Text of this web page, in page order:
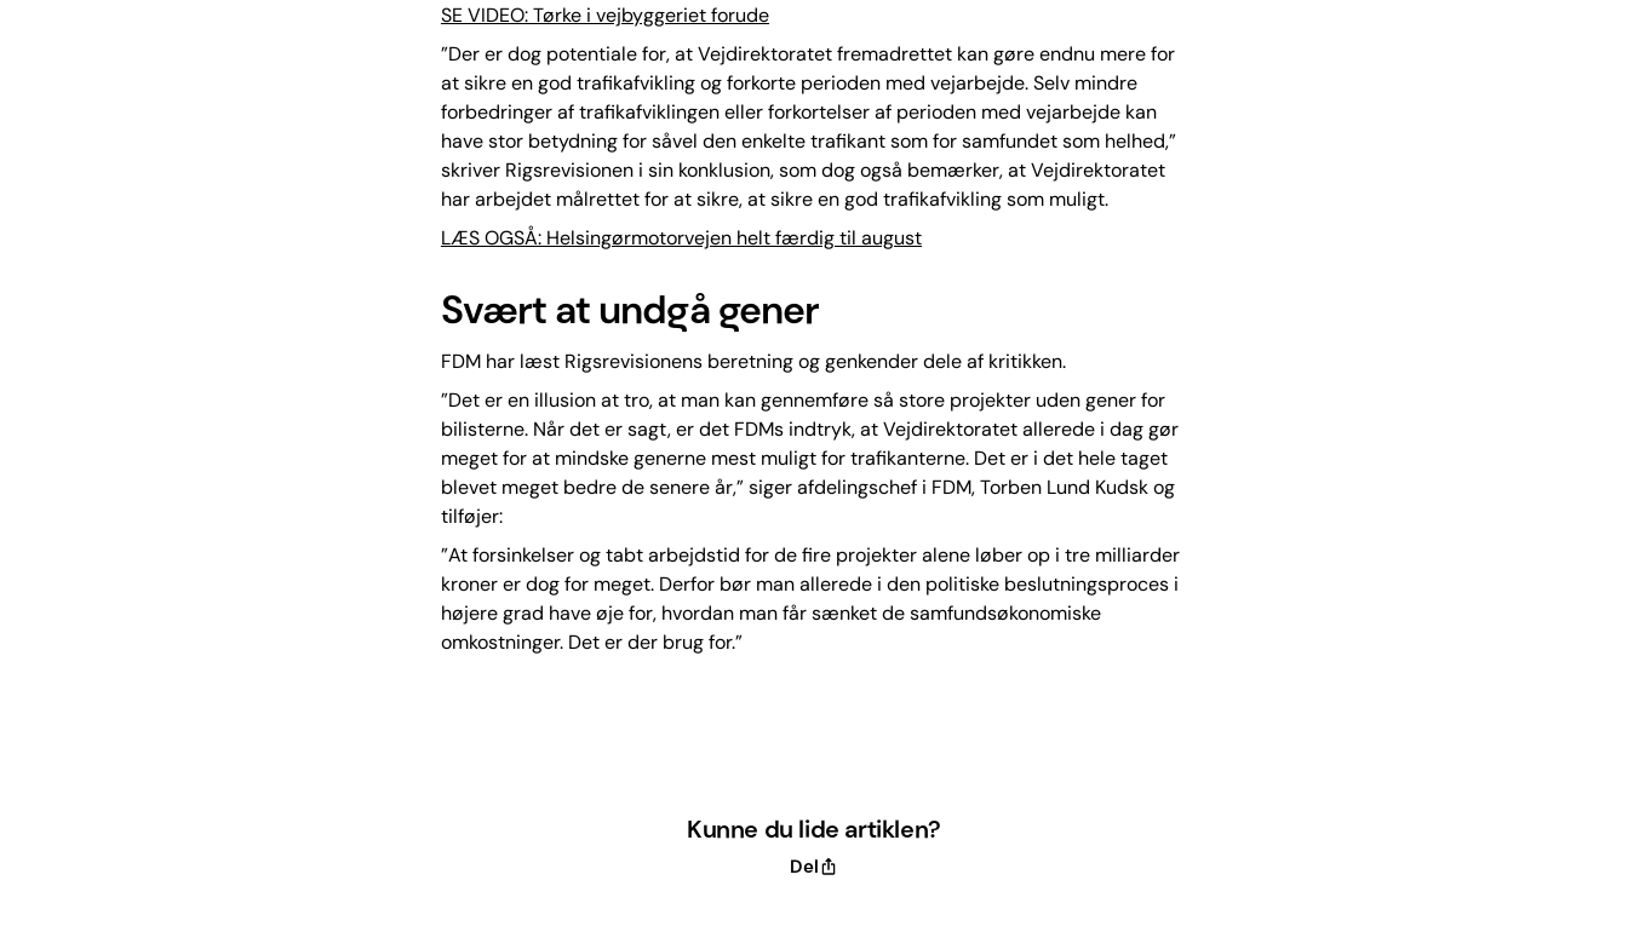
SE VIDEO: Tørke i vejbyggeriet forude
”Der er dog potentiale for, at Vejdirektoratet fremadrettet kan gøre endnu mere for
at sikre en god trafikafvikling og forkorte perioden med vejarbejde. Selv mindre
forbedringer af trafikafviklingen eller forkortelser af perioden med vejarbejde kan
have stor betydning for såvel den enkelte trafikant som for samfundet som helhed,”
skriver Rigsrevisionen i sin konklusion, som dog også bemærker, at Vejdirektoratet
har arbejdet målrettet for at sikre, at sikre en god trafikafvikling som muligt.
LÆS OGSÅ: Helsingørmotorvejen helt færdig til august
Svært at undgå gener
FDM har læst Rigsrevisionens beretning og genkender dele af kritikken.
”Det er en illusion at tro, at man kan gennemføre så store projekter uden gener for
bilisterne. Når det er sagt, er det FDMs indtryk, at Vejdirektoratet allerede i dag gør
meget for at mindske generne mest muligt for trafikanterne. Det er i det hele taget
blevet meget bedre de senere år,” siger afdelingschef i FDM, Torben Lund Kudsk og
tilføjer:
”At forsinkelser og tabt arbejdstid for de fire projekter alene løber op i tre milliarder
kroner er dog for meget. Derfor bør man allerede i den politiske beslutningsproces i
højere grad have øje for, hvordan man får sænket de samfundsøkonomiske
omkostninger. Det er der brug for.”
Kunne du lide artiklen?
Del